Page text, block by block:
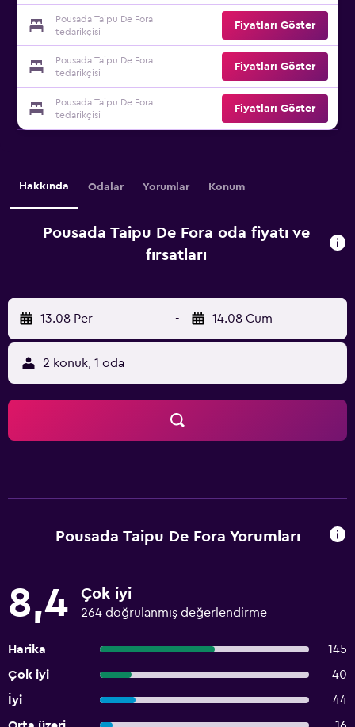
Pousada Taipu De Fora
tedarikçisi
Fiyatları Göster
Pousada Taipu De Fora
tedarikçisi
Fiyatları Göster
Pousada Taipu De Fora
tedarikçisi
Fiyatları Göster
Hakkında Odalar Yorumlar Konum
Pousada Taipu De Fora oda fiyatı ve
fırsatları
13.08 Per - 14.08 Cum
2 konuk, 1 oda
Pousada Taipu De Fora Yorumları
8,4 Çok iyi
264 doğrulanmış değerlendirme
Harika
145
Çok iyi
40
İyi
44